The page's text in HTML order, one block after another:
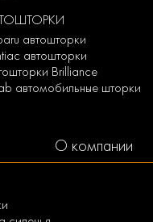
автошторки
автошторки
Brilliance
автомобильные шторки
О компании